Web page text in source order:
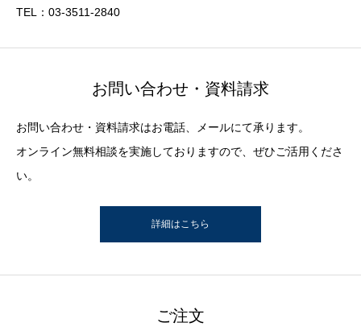
TEL：03-3511-2840
お問い合わせ・資料請求
お問い合わせ・資料請求はお電話、メールにて承ります。
オンライン無料相談を実施しておりますので、ぜひご活用くださ
い。
詳細はこちら
ご注文